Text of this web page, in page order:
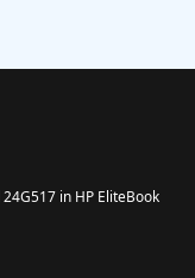
in HP EliteBook